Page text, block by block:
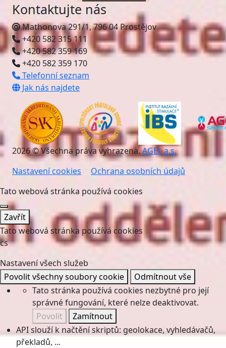
Kontaktujte nás
Mathonova 291/1, 796 04 Prostějov
+420 582 315 111
+420 582 359 169
+420 582 359 170
Telefonní seznam
Jak nás najdete
2026 © Všechna práva vyhrazena.AGEL a.s.
Nastavení cookies
Ochrana osobních údajů
Tato webová stránka používá cookies
Zavřít
Tato webová stránka používá cookies
cs
Nastavení všech služeb
Povolit všechny soubory cookie
Odmítnout vše
Tato stránka používá cookies nezbytné pro její
správné fungování, které nelze deaktivovat.
Povolit
Zamítnout
API slouží k načtění skriptů: geolokace, vyhledávačů,
překladů, ...